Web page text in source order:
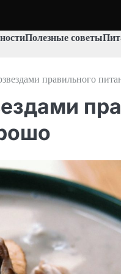
Полезные советы
правильного